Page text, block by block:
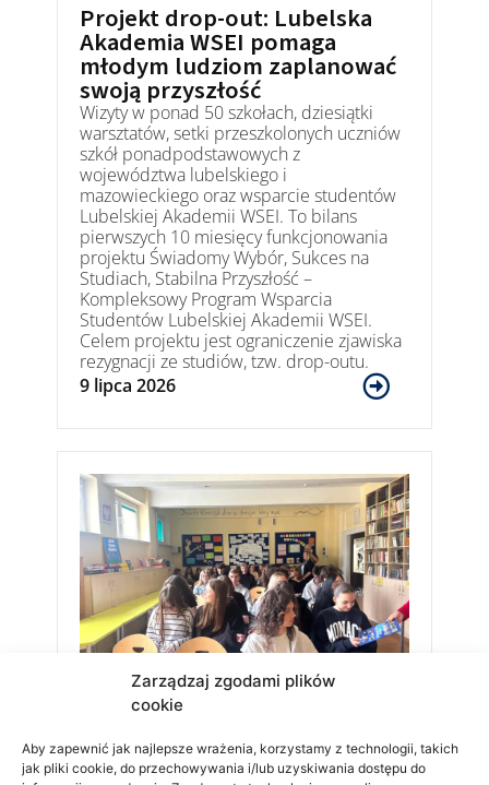
Zarządzaj zgodami plików
cookie
Aby zapewnić jak najlepsze wrażenia, korzystamy z technologii, takich
jak pliki cookie, do przechowywania i/lub uzyskiwania dostępu do
Projekt drop-out: Lubelska
Akademia WSEI pomaga
młodym ludziom zaplanować
swoją przyszłość
Wizyty w ponad 50 szkołach, dziesiątki
warsztatów, setki przeszkolonych uczniów
szkół ponadpodstawowych z
województwa lubelskiego i
mazowieckiego oraz wsparcie studentów
Lubelskiej Akademii WSEI. To bilans
pierwszych 10 miesięcy funkcjonowania
projektu Świadomy Wybór, Sukces na
Studiach, Stabilna Przyszłość –
Kompleksowy Program Wsparcia
Studentów Lubelskiej Akademii WSEI.
Celem projektu jest ograniczenie zjawiska
rezygnacji ze studiów, tzw. drop-outu.
9 lipca 2026
inspirujące spotkanie z
młodzieżą warszawskiego